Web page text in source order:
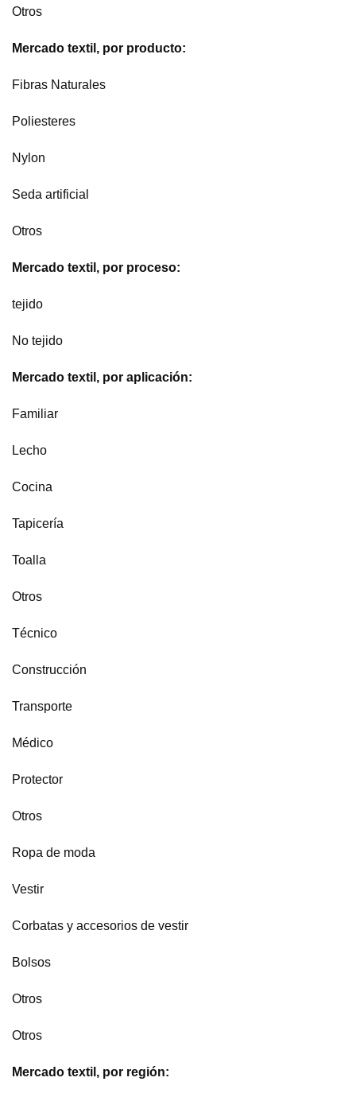
Otros
Mercado textil, por producto:
Fibras Naturales
Poliesteres
Nylon
Seda artificial
Otros
Mercado textil, por proceso:
tejido
No tejido
Mercado textil, por aplicación:
Familiar
Lecho
Cocina
Tapicería
Toalla
Otros
Técnico
Construcción
Transporte
Médico
Protector
Otros
Ropa de moda
Vestir
Corbatas y accesorios de vestir
Bolsos
Otros
Otros
Mercado textil, por región: